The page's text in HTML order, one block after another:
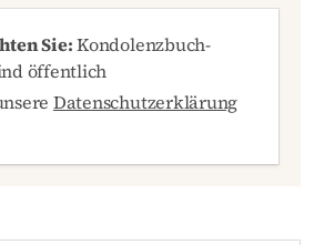
Sie:Kondolenzbuch-
öffentlich
Datenschutzerklärung